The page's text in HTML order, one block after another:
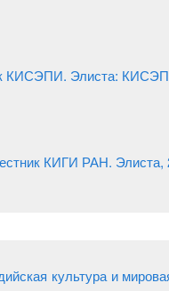
КИСЭПИ. Элиста:
КИГИ РАН.
культура и